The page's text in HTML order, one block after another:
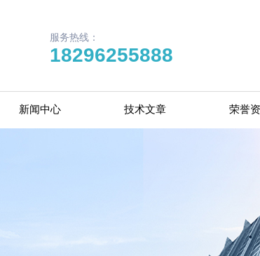
服务热线：
18296255888
新闻中心 技术文章 荣誉